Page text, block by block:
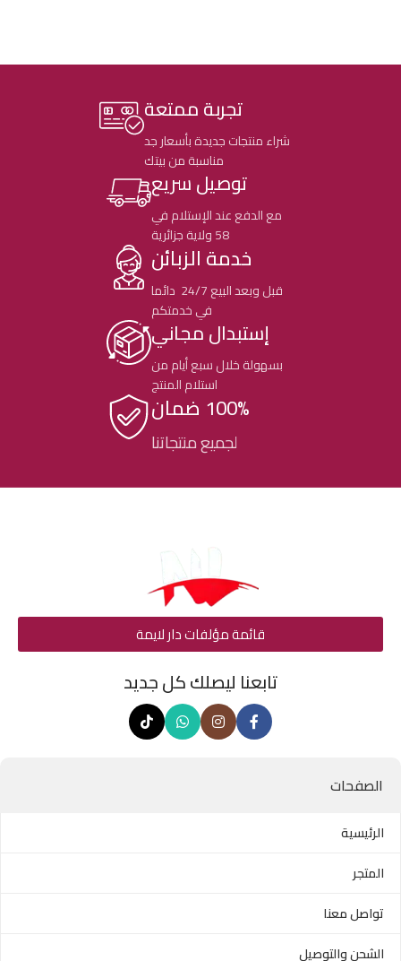
تجربة ممتعة
شراء منتجات جديدة بأسعار جد
مناسبة من بيتك
توصيل سريع
مع الدفع عند الإستلام في
58 ولاية جزائرية
خدمة الزبائن
قبل وبعد البيع 24/7 دائما
في خدمتكم
إستبدال مجاني
بسهولة خلال سبع أيام من
استلام المنتج
100% ضمان
لجميع منتجاتنا
قائمة مؤلفات دار لايمة
تابعنا ليصلك كل جديد
الصفحات
الرئيسية
المتجر
تواصل معنا
الشحن والتوصيل